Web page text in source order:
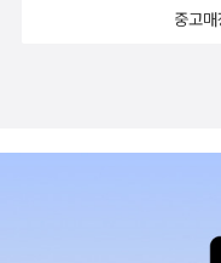
이고, 명상하는 듯한 기분
기는 하다. 다만, 다음 권
중고